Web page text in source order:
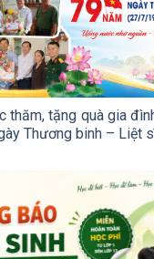
thăm, tặng quà gia
Thương binh – Liệt